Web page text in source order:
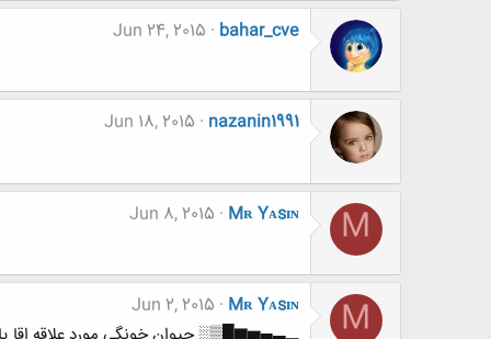
bahar_cve
Jun 24, 2015
nazanin1991
Jun 18, 2015
M
Mʀ Yᴀsɪɴ
Jun 8, 2015
M
Mʀ Yᴀsɪɴ
Jun 2, 2015